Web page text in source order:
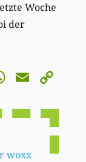
Woche
der
Email
woxx